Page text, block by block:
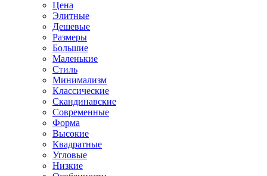
Цена
Элитные
Дешевые
Размеры
Большие
Маленькие
Стиль
Минимализм
Классические
Скандинавские
Современные
Форма
Высокие
Квадратные
Угловые
Низкие